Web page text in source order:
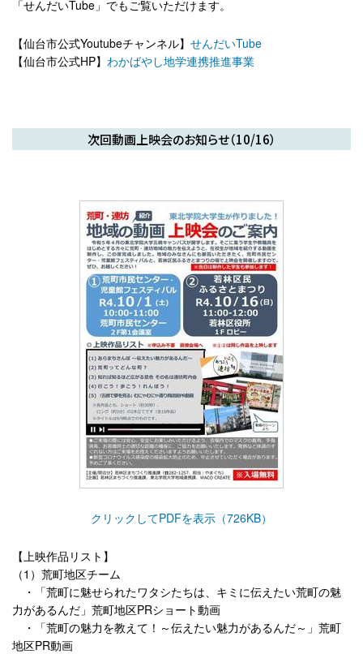
「せんだいTube」でもご覧いただけます。
【仙台市公式Youtubeチャンネル】 せんだいTube
【仙台市公式HP】 わかばやし地学連携推進事業
次回動画上映会のお知らせ（10/16）
クリックしてPDFを表示（726KB）
【上映作品リスト】
（1）荒町地区チーム
・「荒町に魅せられたワタシたちは、キミに伝えたい荒町の魅
力があるんだ」荒町地区PRショート動画
・「荒町の魅力を教えて！～伝えたい魅力があるんだ～」荒町
地区PR動画